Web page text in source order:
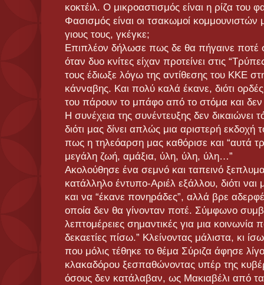
κοκτέιλ. Ο μικροαστισμός είναι η ρίζα του
Φασισμός είναι οι τσακωμοί
γιους τους, γκέγκε;
Επιπλέον δήλωσε πως δε θα πήγαινε ποτέ
όταν δυο κνίτες είχαν προτείνει στις
τους έδιωξε λόγω της αντίθεσης του ΚΚΕ
κάνναβης. Και πολύ καλά έκανε, διότι
του πάρουν το μπάφο από το στόμα και δεν
Η συνέχεια της συνέντευξης δεν δικαιώνει
διότι μας δίνει απλώς μια αριστερή εκδοχή
πως η τηλεόαρση μας καθόρισε και “αυτά
μεγάλη ζωή, αμάξια, ύλη, ύλη, ύλη…”
Ακολούθησε ένα σεμνό και ταπεινό
κατάλληλο έντυπο-Αριέλ εξάλλου, διότι
και να “έκανε πονηράδες”, αλλά βρε
οποία δεν θα γίνονταν ποτέ. Σύμφωνο
λεπτομέρειες σημαντικές για μια κοινωνία
δεκαετίες πίσω.” Κλείνοντας μάλιστα, κι
που μόλις τέθηκε το θέμα Σύριζα άφησε
κλακαδόρου ξεσπαθώνοντας υπέρ της
όσους δεν κατάλαβαν, ως Μακιαβέλι από